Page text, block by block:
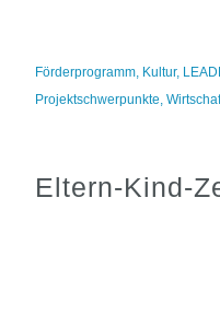
Förderprogramm, Kultur,
Projektschwerpunkte,
Eltern-Kind-